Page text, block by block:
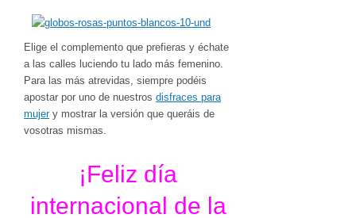
Elige el complemento que prefieras y échate
a las calles luciendo tu lado más femenino.
Para las más atrevidas, siempre podéis
apostar por uno de nuestros disfraces para
mujery mostrar la versión que queráis de
vosotras mismas.
¡Feliz día
internacional de la